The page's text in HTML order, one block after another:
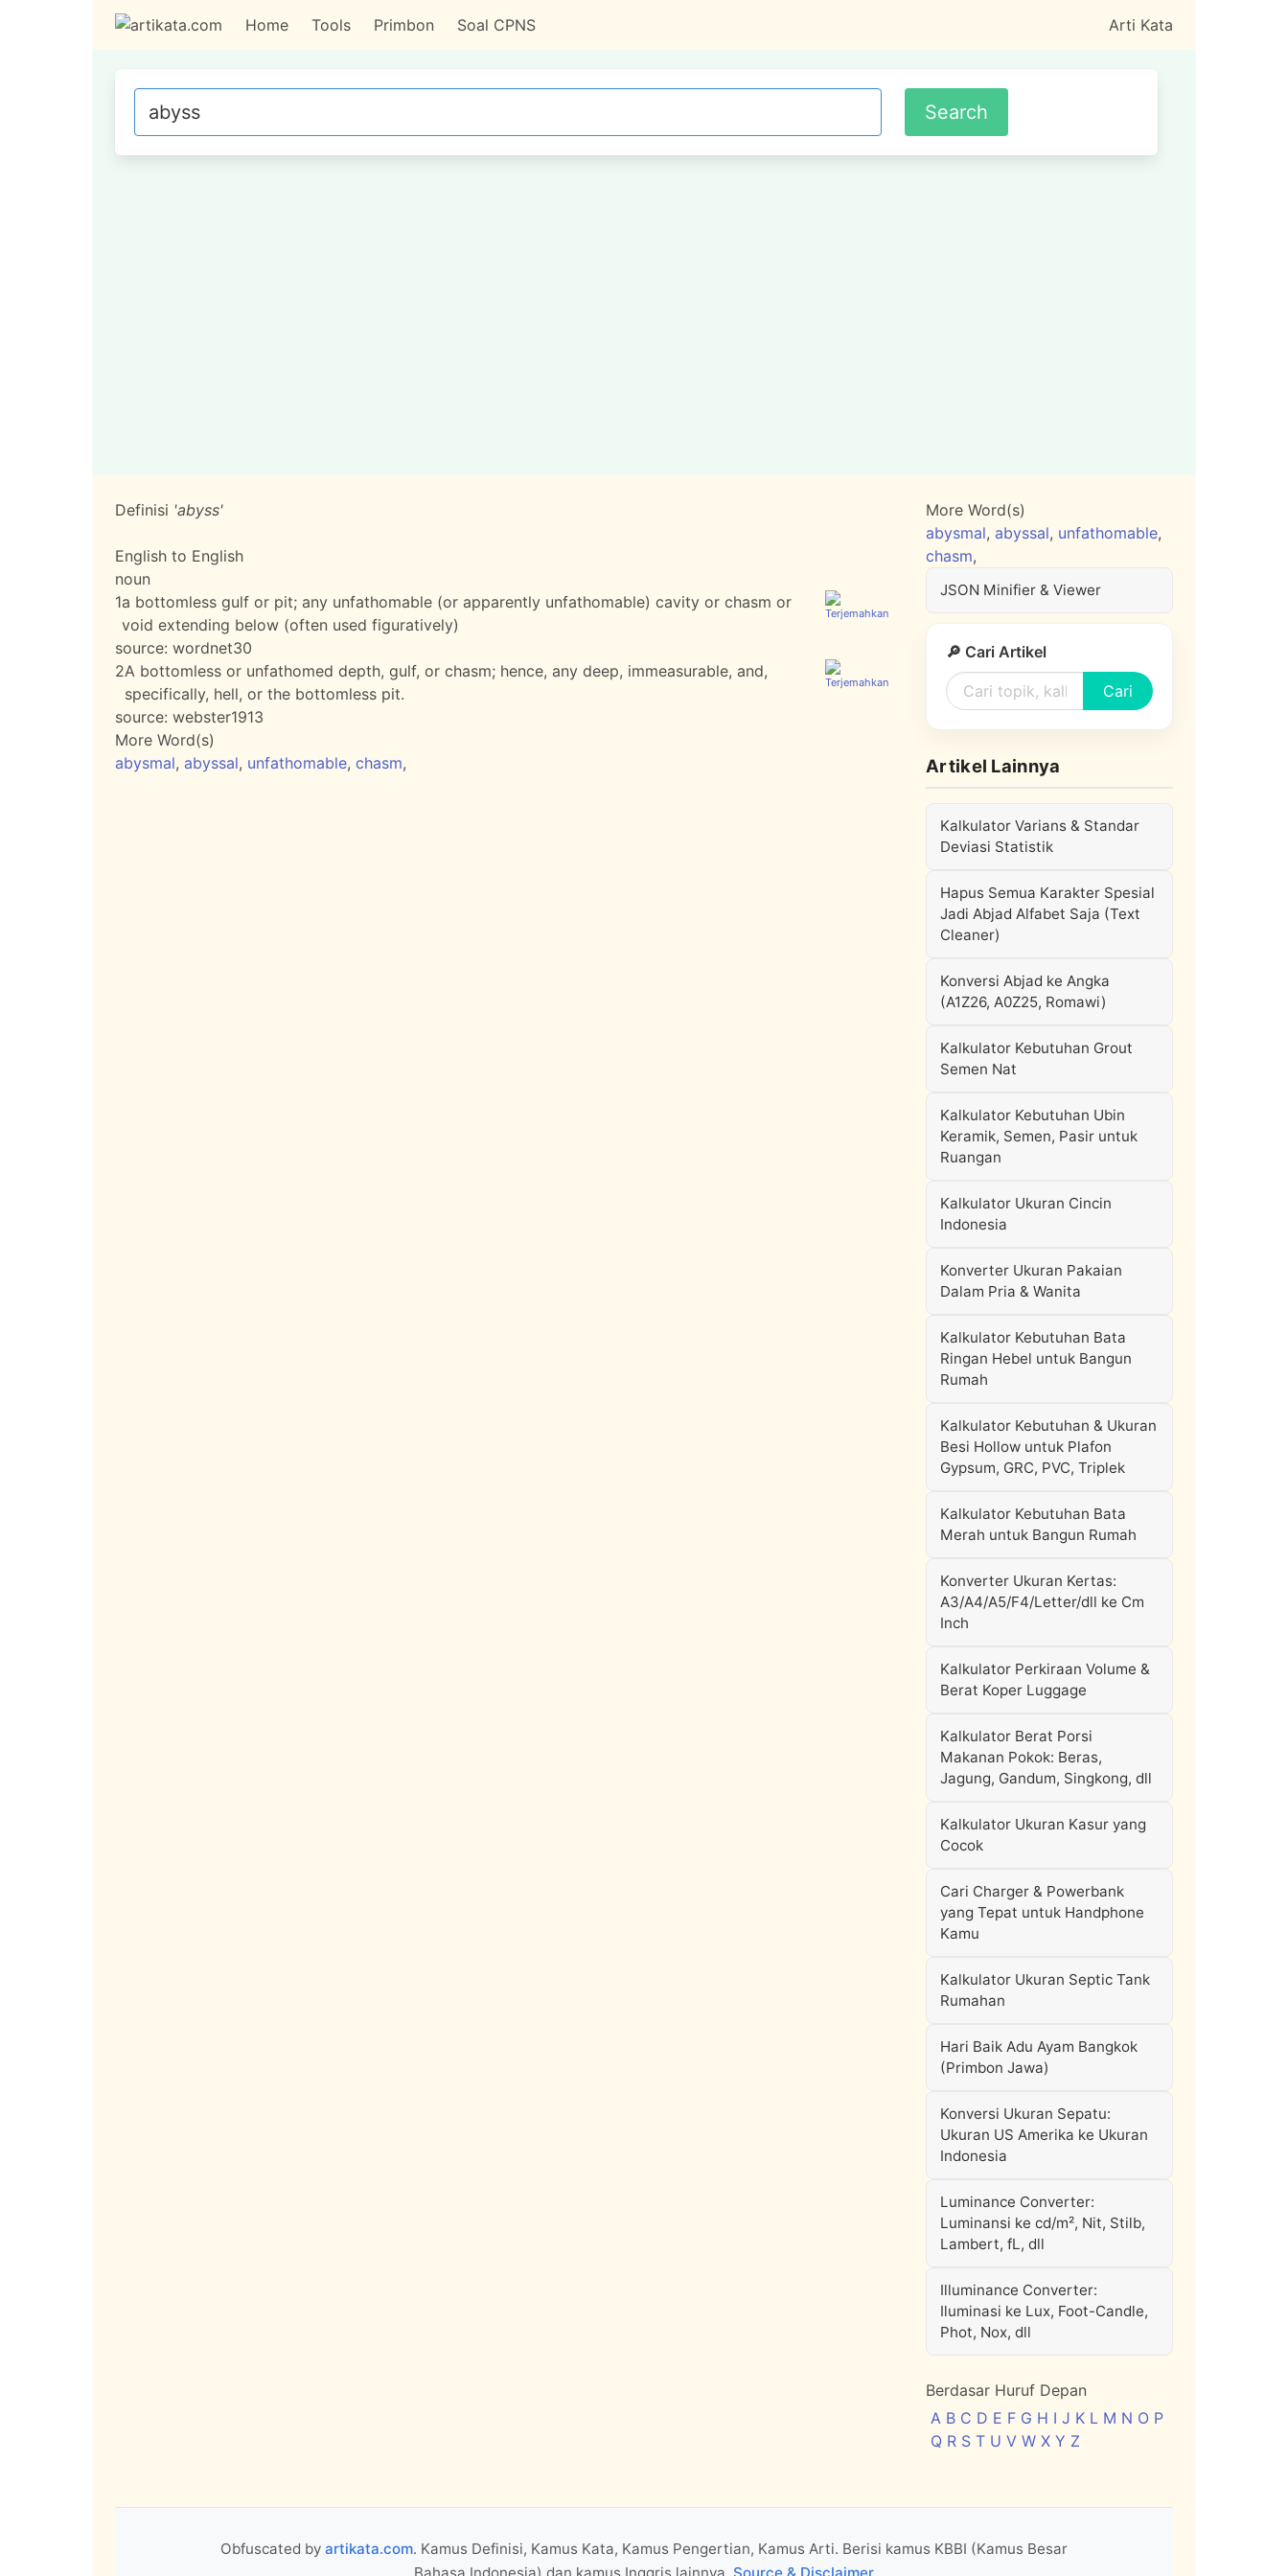
Home Tools Primbon Soal CPNS Arti Kata
Definisi 'abyss'
English to English
noun
1a bottomless gulf or pit; any unfathomable (or apparently unfathomable) cavity or chasm or
void extending below (often used figuratively)
source: wordnet30
2A bottomless or unfathomed depth, gulf, or chasm; hence, any deep, immeasurable, and,
specifically, hell, or the bottomless pit.
source: webster1913
More Word(s)
abysmal, abyssal, unfathomable, chasm,
More Word(s)
abysmal, abyssal, unfathomable,
chasm,
JSON Minifier & Viewer
🔎 Cari Artikel
Cari
Artikel Lainnya
Kalkulator Varians & Standar
Deviasi Statistik
Hapus Semua Karakter Spesial
Jadi Abjad Alfabet Saja (Text
Cleaner)
Konversi Abjad ke Angka
(A1Z26, A0Z25, Romawi)
Kalkulator Kebutuhan Grout
Semen Nat
Kalkulator Kebutuhan Ubin
Keramik, Semen, Pasir untuk
Ruangan
Kalkulator Ukuran Cincin
Indonesia
Konverter Ukuran Pakaian
Dalam Pria & Wanita
Kalkulator Kebutuhan Bata
Ringan Hebel untuk Bangun
Rumah
Kalkulator Kebutuhan & Ukuran
Besi Hollow untuk Plafon
Gypsum, GRC, PVC, Triplek
Kalkulator Kebutuhan Bata
Merah untuk Bangun Rumah
Konverter Ukuran Kertas:
A3/A4/A5/F4/Letter/dll ke Cm
Inch
Kalkulator Perkiraan Volume &
Berat Koper Luggage
Kalkulator Berat Porsi
Makanan Pokok: Beras,
Jagung, Gandum, Singkong, dll
Kalkulator Ukuran Kasur yang
Cocok
Cari Charger & Powerbank
yang Tepat untuk Handphone
Kamu
Kalkulator Ukuran Septic Tank
Rumahan
Hari Baik Adu Ayam Bangkok
(Primbon Jawa)
Konversi Ukuran Sepatu:
Ukuran US Amerika ke Ukuran
Indonesia
Luminance Converter:
Luminansi ke cd/m², Nit, Stilb,
Lambert, fL, dll
Illuminance Converter:
Iluminasi ke Lux, Foot-Candle,
Phot, Nox, dll
Berdasar Huruf Depan
A B C D E F G H I J K L M N O P
Q R S T U V W X Y Z
Obfuscated by artikata.com. Kamus Definisi, Kamus Kata, Kamus Pengertian, Kamus Arti. Berisi kamus KBBI (Kamus Besar